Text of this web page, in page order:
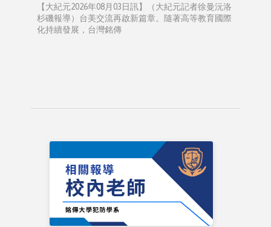
【大紀元2026年08月03日訊】（大紀元記者徐曼沅洛
杉磯報導）台美交流再啟新篇章。隨著高等教育國際
化持續發展，台灣銘傳